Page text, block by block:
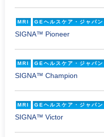
MRI GEヘルスケア・ジャパン
SIGNA™ Pioneer
MRI GEヘルスケア・ジャパン
SIGNA™ Champion
MRI GEヘルスケア・ジャパン
SIGNA™ Victor